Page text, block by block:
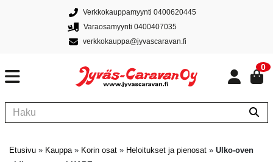
Verkkokauppamyynti 0400620445
Varaosamyynti 0400407035
verkkokauppa@jyvascaravan.fi
0
Etusivu » Kauppa» Korin osat » Heloitukset ja pienosat » Ulko-oven